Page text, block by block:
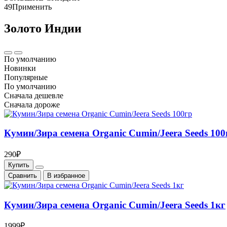
49Применить
Золото Индии
По умолчанию
Новинки
Популярные
По умолчанию
Сначала дешевле
Сначала дороже
Кумин/Зира семена Organic Cumin/Jeera Seeds
290₽
Купить
Cравнить
В избранное
Кумин/Зира семена Organic Cumin/Jeera Seeds 1кг